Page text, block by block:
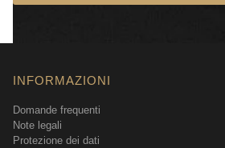
INFORMAZIONI
Domande frequenti
Note legali
Protezione dei dati